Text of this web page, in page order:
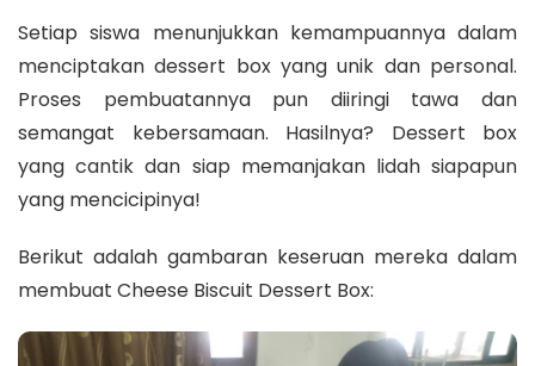
Setiap siswa menunjukkan kemampuannya dalam
menciptakan dessert box yang unik dan personal.
Proses pembuatannya pun diiringi tawa dan
semangat kebersamaan. Hasilnya? Dessert box
yang cantik dan siap memanjakan lidah siapapun
yang mencicipinya!
Berikut adalah gambaran keseruan mereka dalam
membuat Cheese Biscuit Dessert Box: